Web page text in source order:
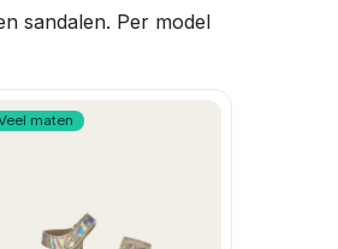
sandalen. Per model
maten